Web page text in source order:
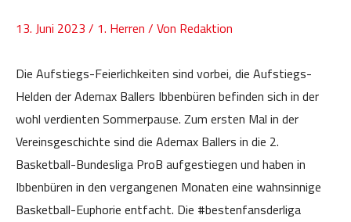
13. Juni 2023 / 1. Herren / Von Redaktion
Die Aufstiegs-Feierlichkeiten sind vorbei, die Aufstiegs-
Helden der Ademax Ballers Ibbenbüren befinden sich in der
wohl verdienten Sommerpause. Zum ersten Mal in der
Vereinsgeschichte sind die Ademax Ballers in die 2.
Basketball-Bundesliga ProB aufgestiegen und haben in
Ibbenbüren in den vergangenen Monaten eine wahnsinnige
Basketball-Euphorie entfacht. Die #bestenfansderliga